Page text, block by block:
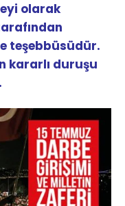
olarak
teşebbüsüdür.
kararlı duruşu